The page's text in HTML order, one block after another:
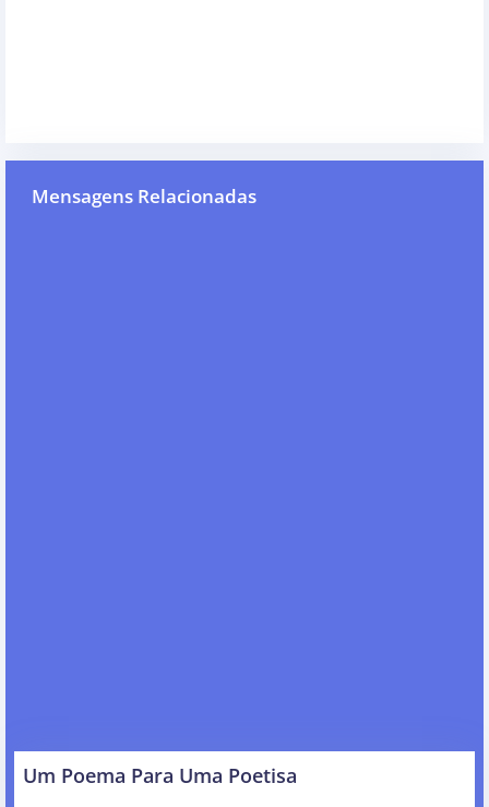
Mensagens Relacionadas
Um Poema Para Uma Poetisa